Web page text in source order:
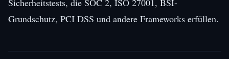
Grundschutz, PCI DSS und andere Frameworks erfüllen.